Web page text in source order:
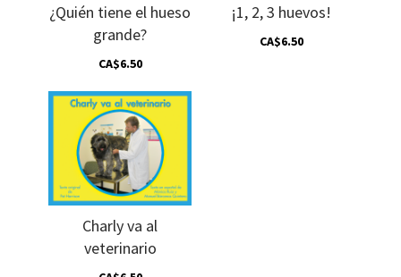
¿Quién tiene el hueso
grande?
CA$6.50
¡1, 2, 3 huevos!
CA$6.50
Charly va al
veterinario